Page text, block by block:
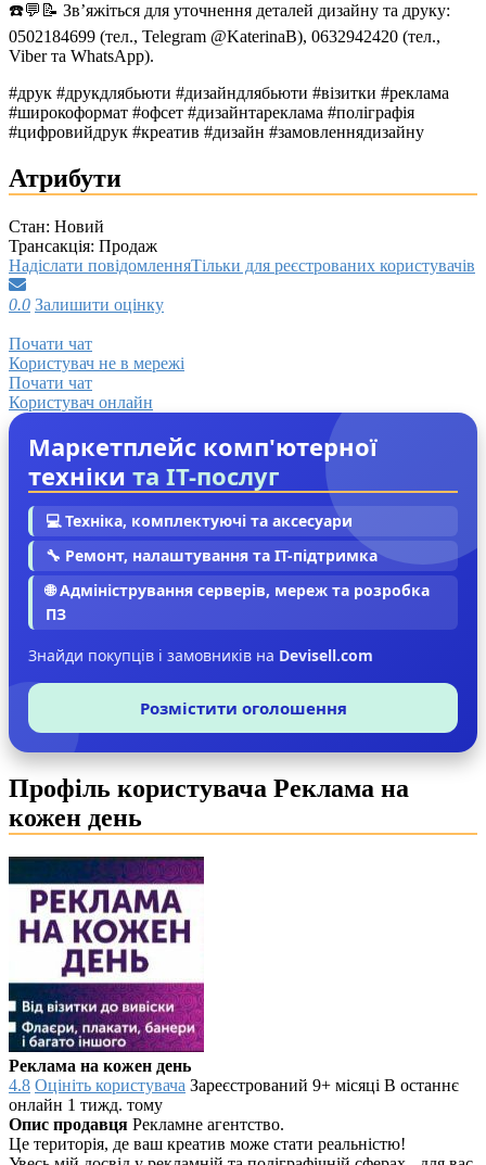
☎️💬📝 Зв’яжіться для уточнення деталей дизайну та друку:
0502184699 (тел., Telegram @KaterinaB), 0632942420 (тел.,
Viber та WhatsApp).
#друк #друкдлябьюти #дизайндлябьюти #візитки #реклама
#широкоформат #офсет #дизайнтареклама #поліграфія
#цифровийдрук #креатив #дизайн #замовленнядизайну
Атрибути
Стан: Новий
Трансакція: Продаж
Надіслати повідомленняТільки для реєстрованих користувачів
0.0 Залишити оцінку
Почати чат
Користувач не в мережі
Почати чат
Користувач онлайн
Маркетплейс комп'ютерної
техніки та IT-послуг
💻 Техніка, комплектуючі та аксесуари
🔧 Ремонт, налаштування та IT-підтримка
🌐 Адміністрування серверів, мереж та розробка
ПЗ
Знайди покупців і замовників на Devisell.com
Розмістити оголошення
Профіль користувача Реклама на
кожен день
Реклама на кожен день
4.8 Оцініть користувача Зареєстрований 9+ місяці В останнє
онлайн 1 тижд. тому
Опис продавця Рекламне агентство.
Це територія, де ваш креатив може стати реальністю!